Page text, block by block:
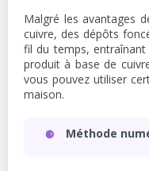
Malgré les avantages
cuivre, des dépôts
fil du temps,
produit à base de
vous pouvez utiliser
maison.
Méthode